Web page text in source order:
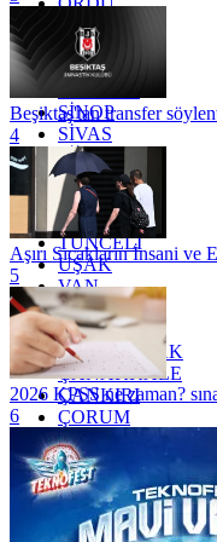
OSMANİYE
RİZE
SAKARYA
SİNOP
SİVAS
SİİRT
TEKİRDAĞ
TOKAT
TRABZON
TUNCELİ
UŞAK
VAN
YALOVA
YOZGAT
ZONGULDAK
ÇANAKKALE
ÇANKIRI
ÇORUM
İSTANBUL
İZMİR
ŞANLIURFA
ŞIRNAK
Beşiktaş'tan transfer
4
Aşırı Sıcakların İnsani
5
2026 KPSS ne zaman?
6